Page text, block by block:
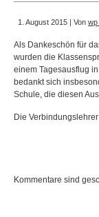
1. August 2015 | Von
Als Dankeschön für
wurden die
einem Tagesausflug
bedankt sich
Schule, die diesen
Die Verbindungslehrer
Kommentare sind